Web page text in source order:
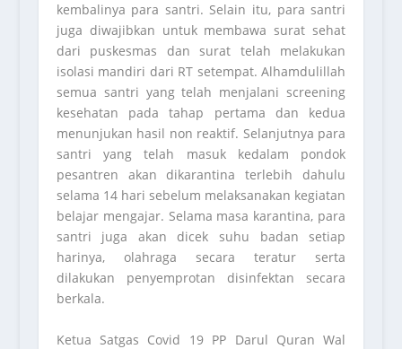
kembalinya para santri. Selain itu, para santri
juga diwajibkan untuk membawa surat sehat
dari puskesmas dan surat telah melakukan
isolasi mandiri dari RT setempat. Alhamdulillah
semua santri yang telah menjalani screening
kesehatan pada tahap pertama dan kedua
menunjukan hasil non reaktif. Selanjutnya para
santri yang telah masuk kedalam pondok
pesantren akan dikarantina terlebih dahulu
selama 14 hari sebelum melaksanakan kegiatan
belajar mengajar. Selama masa karantina, para
santri juga akan dicek suhu badan setiap
harinya, olahraga secara teratur serta
dilakukan penyemprotan disinfektan secara
berkala.
Ketua Satgas Covid 19 PP Darul Quran Wal